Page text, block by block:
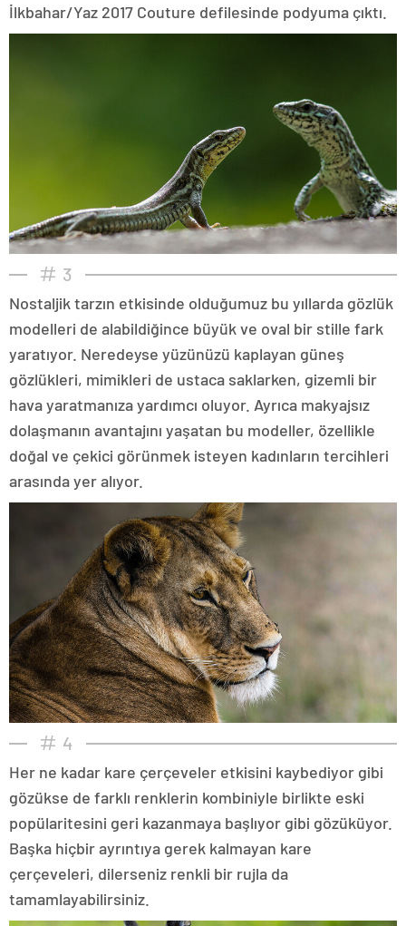
İlkbahar/Yaz 2017 Couture defilesinde podyuma çıktı.
3
Nostaljik tarzın etkisinde olduğumuz bu yıllarda gözlük
modelleri de alabildiğince büyük ve oval bir stille fark
yaratıyor. Neredeyse yüzünüzü kaplayan güneş
gözlükleri, mimikleri de ustaca saklarken, gizemli bir
hava yaratmanıza yardımcı oluyor. Ayrıca makyajsız
dolaşmanın avantajını yaşatan bu modeller, özellikle
doğal ve çekici görünmek isteyen kadınların tercihleri
arasında yer alıyor.
4
Her ne kadar kare çerçeveler etkisini kaybediyor gibi
gözükse de farklı renklerin kombiniyle birlikte eski
popülaritesini geri kazanmaya başlıyor gibi gözüküyor.
Başka hiçbir ayrıntıya gerek kalmayan kare
çerçeveleri, dilerseniz renkli bir rujla da
tamamlayabilirsiniz.